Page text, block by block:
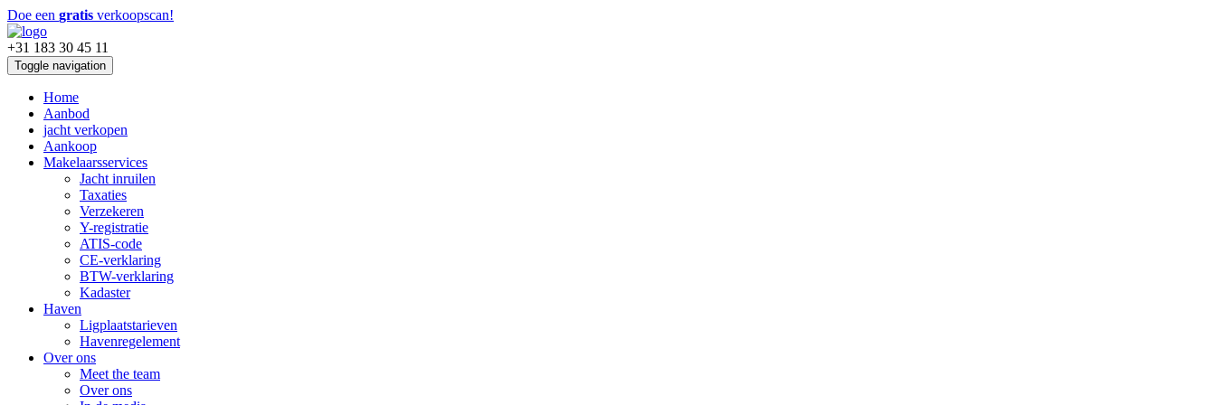
Doe een gratis verkoopscan!
+31 183 30 45 11
Toggle navigation
Home
Aanbod
jacht verkopen
Aankoop
Makelaarsservices
Jacht inruilen
Taxaties
Verzekeren
Y-registratie
ATIS-code
CE-verklaring
BTW-verklaring
Kadaster
Haven
Ligplaatstarieven
Havenregelement
Over ons
Meet the team
Over ons